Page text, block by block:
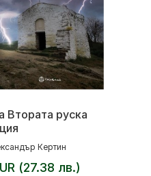
Втората руска
Кертин
(27.38 лв.)